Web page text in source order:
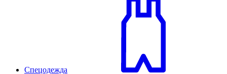
Спецодежда